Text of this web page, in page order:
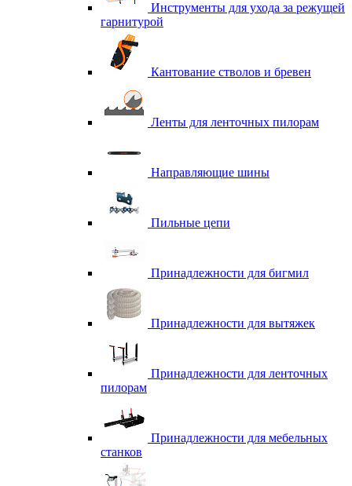
Инструменты для ухода за режущей
гарнитурой
Кантование стволов и бревен
Ленты для ленточных пилорам
Направляющие шины
Пильные цепи
Принадлежности для бигмил
Принадлежности для вытяжек
Принадлежности для ленточных
пилорам
Принадлежности для мебельных
станков